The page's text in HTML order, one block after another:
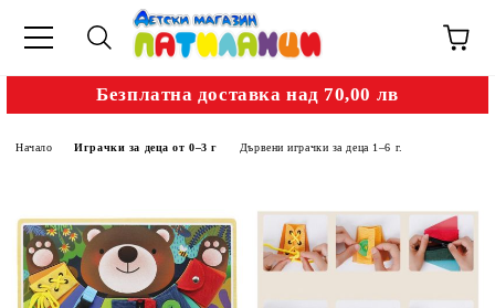
Безплатна доставка над 70,00 лв
Начало Играчки за деца от 0–3 г Дървени играчки за деца 1–6 г.